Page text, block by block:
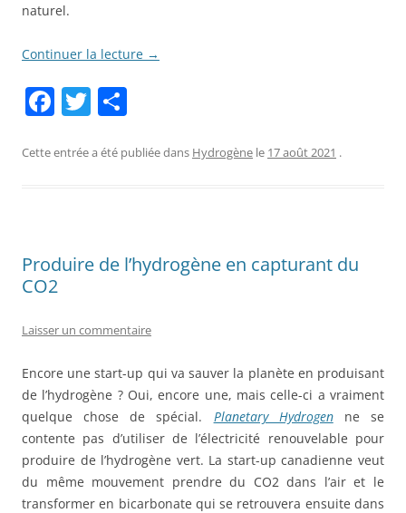
naturel.
Continuer la lecture →
F
c
o
k
T
itt ta
Cette entrée a été publiée dans Hydrogène le 17 août 2021 .
Produire de l’hydrogène en capturant du
CO2
Laisser un commentaire
Encore une start-up qui va sauver la planète en produisant
de l’hydrogène ? Oui, encore une, mais celle-ci a vraiment
quelque chose de spécial. Planetary Hydrogenne se
contente pas d’utiliser de l’électricité renouvelable pour
produire de l’hydrogène vert. La start-up canadienne veut
du même mouvement prendre du CO2 dans l’air et le
transformer en bicarbonate qui se retrouvera ensuite dans